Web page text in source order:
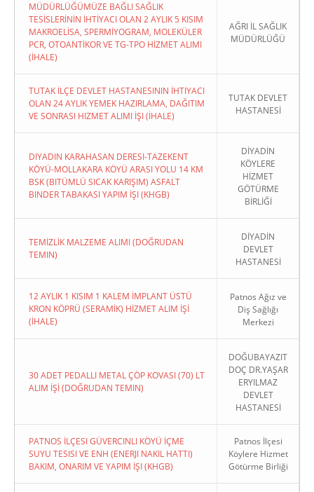
MÜDÜRLÜĞÜMÜZE BAĞLI SAĞLIK
TESİSLERİNİN İHTİYACI OLAN 2 AYLIK 5 KISIM
MAKROELİSA, SPERMİYOGRAM, MOLEKÜLER
PCR, OTOANTİKOR VE TG-TPO HİZMET ALIMI
(İHALE)
AĞRI İL SAĞLIK
MÜDÜRLÜĞÜ
TUTAK İLÇE DEVLET HASTANESININ İHTIYACI
OLAN 24 AYLIK YEMEK HAZIRLAMA, DAĞITIM
VE SONRASI HIZMET ALIMI İŞI (İHALE)
TUTAK DEVLET
HASTANESİ
DIYADIN KARAHASAN DERESI-TAZEKENT
KÖYÜ-MOLLAKARA KÖYÜ ARASI YOLU 14 KM
BSK (BITÜMLÜ SICAK KARIŞIM) ASFALT
BINDER TABAKASI YAPIM İŞI (KHGB)
DİYADİN
KÖYLERE
HİZMET
GÖTÜRME
BİRLİĞİ
TEMİZLİK MALZEME ALIMI (DOĞRUDAN
TEMIN)
DİYADİN
DEVLET
HASTANESİ
12 AYLIK 1 KISIM 1 KALEM İMPLANT ÜSTÜ
KRON KÖPRÜ (SERAMİK) HİZMET ALIM İŞİ
(İHALE)
Patnos Ağız ve
Diş Sağlığı
Merkezi
30 ADET PEDALLI METAL ÇÖP KOVASI (70) LT
ALIM İŞİ (DOĞRUDAN TEMIN)
DOĞUBAYAZIT
DOÇ DR.YAŞAR
ERYILMAZ
DEVLET
HASTANESİ
PATNOS İLÇESI GÜVERCINLI KÖYÜ İÇME
SUYU TESISI VE ENH (ENERJI NAKIL HATTI)
BAKIM, ONARIM VE YAPIM İŞI (KHGB)
Patnos İlçesi
Köylere Hizmet
Götürme Birliği